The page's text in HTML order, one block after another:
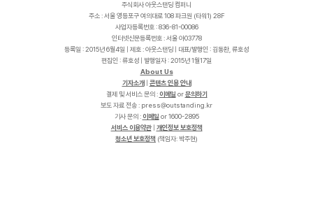
주식회사 아웃스탠딩 컴퍼니
주소 : 서울 영등포구 여의대로 108 파크원 (타워1) 28F
사업자등록번호 : 836-81-00086
인터넷신문등록번호 : 서울 아03778
등록일 : 2015년 6월4일 | 제호 : 아웃스탠딩 | 대표/발행인 : 김동환, 류호성
편집인 : 류호성 | 발행일자 : 2015년 1월17일
About Us
기자소개
콘텐츠 인용 안내
결제 및 서비스 문의 : 이메일 or문의하기
보도 자료 전송 :
r
k
.
g
n
i
d
n
a
t
s
t
u
o
@
s
s
e
r
p
기사 문의 : 이메일 or 1600-2895
서비스 이용약관| 개인정보 보호정책
청소년 보호정책 (책임자: 박주현)